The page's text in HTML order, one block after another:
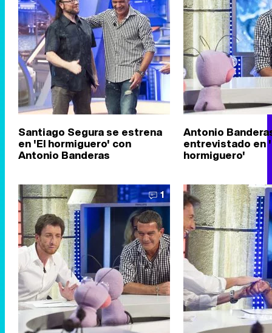
Santiago Segura se estrena
en 'El hormiguero' con
Antonio Banderas
Antonio
entrevistado en
hormiguero'
1